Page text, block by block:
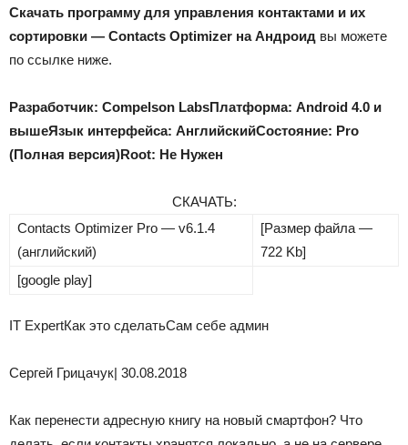
Скачать программу для управления контактами и их
сортировки — Contacts Optimizer на Андроид вы можете
по ссылке ниже.
Разработчик: Compelson LabsПлатформа: Android 4.0 и
вышеЯзык интерфейса: АнглийскийСостояние: Pro
(Полная версия)Root: Не Нужен
СКАЧАТЬ:
Contacts Optimizer Pro — v6.1.4
(английский)
[Размер файла —
722 Kb]
[google play]
IT ExpertКак это сделатьСам себе админ
Сергей Грицачук| 30.08.2018
Как перенести адресную книгу на новый смартфон? Что